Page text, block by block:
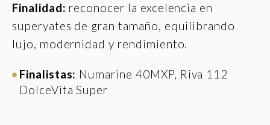
Finalidad: reconocer la excelencia en
superyates de gran tamaño, equilibrando
lujo, modernidad y rendimiento.
Finalistas: Numarine 40MXP, Riva 112
DolceVita Super